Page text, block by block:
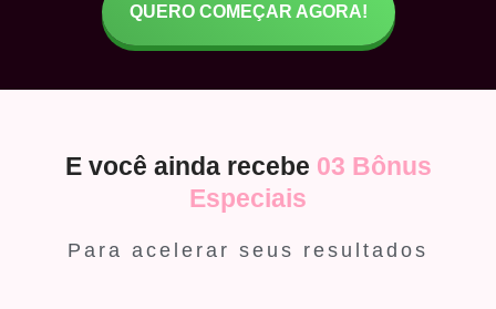
QUERO COMEÇAR AGORA!
E você ainda recebe 03 Bônus
Especiais
Para acelerar seus resultados